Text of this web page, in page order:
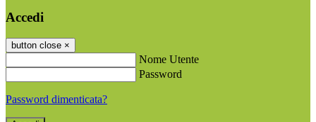
Accedi
button close ×
Nome Utente
Password
Password dimenticata?